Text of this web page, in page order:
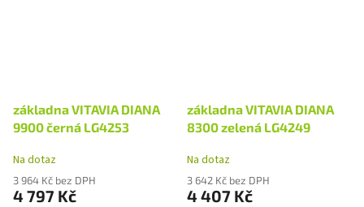
základna VITAVIA DIANA
9900 černá LG4253
Na dotaz
3 964 Kč bez DPH
4 797 Kč
základna VITAVIA DIANA
8300 zelená LG4249
Na dotaz
3 642 Kč bez DPH
4 407 Kč